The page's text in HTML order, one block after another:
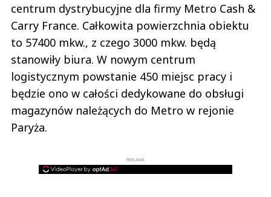
centrum dystrybucyjne dla firmy Metro Cash &
Carry France. Całkowita powierzchnia obiektu
to 57400 mkw., z czego 3000 mkw. będą
stanowiły biura. W nowym centrum
logistycznym powstanie 450 miejsc pracy i
będzie ono w całości dedykowane do obsługi
magazynów należących do Metro w rejonie
Paryża.
REKLAMA